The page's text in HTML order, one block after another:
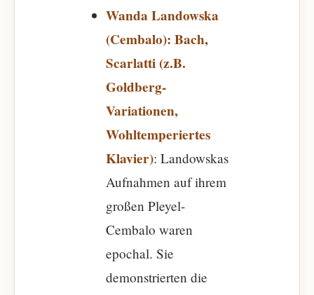
Wanda Landowska
(Cembalo): Bach,
Scarlatti (z.B.
Goldberg-
Variationen,
Wohltemperiertes
Klavier): Landowskas
Aufnahmen auf ihrem
großen Pleyel-
Cembalo waren
epochal. Sie
demonstrierten die